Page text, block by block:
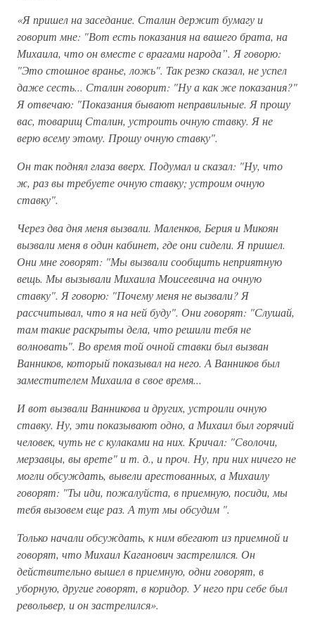
«Я пришел на заседание. Сталин держит бумагу и
говорит мне: "Вот есть показания на вашего брата, на
Михаила, что он вместе с врагами народа”. Я говорю:
"Это стошное вранье, ложь". Так резко сказал, не успел
даже сесть... Сталин говорит: "Ну а как же показания?"
Я отвечаю: "Показания бывают неправильные. Я прошу
вас, товарищ Сталин, устроить очную ставку. Я не
верю всему этому. Прошу очную ставку".
Он так поднял глаза вверх. Подумал и сказал: "Ну, что
ж, раз вы требуете очную ставку; устроим очную
ставку".
Через два дня меня вызвали. Маленков, Берия и Микоян
вызвали меня в один кабинет, где они сидели. Я пришел.
Они мне говорят: "Мы вызвали сообщить неприятную
вещь. Мы вызывали Михаила Моисеевича на очную
ставку". Я говорю: "Почему меня не вызвали? Я
рассчитывал, что я на ней буду". Они говорят: "Слушай,
там такие раскрыты дела, что решили тебя не
волновать". Во время той очной ставки был вызван
Ванников, который показывал на него. А Ванников был
заместителем Михаила в свое время...
И вот вызвали Ванникова и других, устроили очную
ставку. Ну, эти показывают одно, а Михаил был горячий
человек, чуть не с кулаками на них. Кричал: "Сволочи,
мерзавцы, вы врете" и т. д., и проч. Ну, при них ничего не
могли обсуждать, вывели арестованных, а Михаилу
говорят: "Ты иди, пожалуйста, в приемную, посиди, мы
тебя вызовем еще раз. А тут мы обсудим ".
Только начали обсуждать, к ним вбегают из приемной и
говорят, что Михаил Каганович застрелился. Он
действительно вышел в приемную, одни говорят, в
уборную, другие говорят, в коридор. У него при себе был
револьвер, и он застрелился».